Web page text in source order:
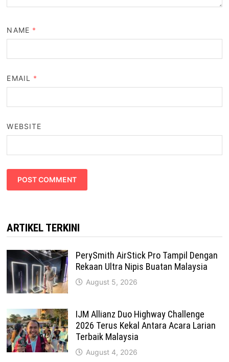
NAME *
EMAIL *
WEBSITE
ARTIKEL TERKINI
PerySmith AirStick Pro Tampil Dengan
Rekaan Ultra Nipis Buatan Malaysia
August 5, 2026
IJM Allianz Duo Highway Challenge
2026 Terus Kekal Antara Acara Larian
Terbaik Malaysia
August 4, 2026